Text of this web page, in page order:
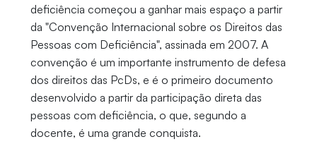
deficiência começou a ganhar mais espaço a partir
da "Convenção Internacional sobre os Direitos das
Pessoas com Deficiência", assinada em 2007. A
convenção é um importante instrumento de defesa
dos direitos das PcDs, e é o primeiro documento
desenvolvido a partir da participação direta das
pessoas com deficiência, o que, segundo a
docente, é uma grande conquista.